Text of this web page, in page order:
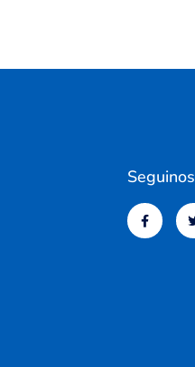
Seguinos